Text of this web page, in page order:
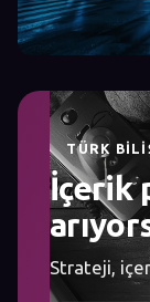
TÜRK
İçerik
Strateji,